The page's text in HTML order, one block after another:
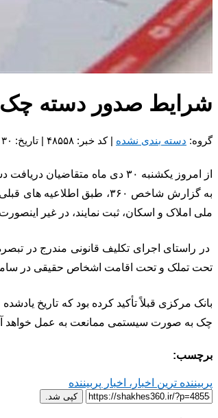
شرایط صدور دسته چک
گروه: دسته بندی نشده | کد خبر: ۴۸۵۵۸ | تاریخ: ۳۰ دی ۱۴۰۳ - ۹:۱۴
از امروز یکشنبه ۳۰ دی ماه متقاضیان دریافت دسته چک باید کدپستی و کد ملی را در سامانه ملی املاک و اسکان، ثبت نمایند، در غیر اینصورت صدور دسته چک به صورت سیستمی مقدور نخواهد بود.
ملی املاک و اسکان، ثبت نمایند، در غیر
تحت تملک و تحت اقامت اشخاص حقیقی در سامانه ملی املاک و اسکان کشور، از امروز
بانک مرکزی قبلاً تأکید کرده بود که تاریخ
چک به صورت سیستمی ممانعت به ‌عمل خواهد
برچسب:
پربیننده ترین اخبار، اخبار پربیننده
کپی شد.